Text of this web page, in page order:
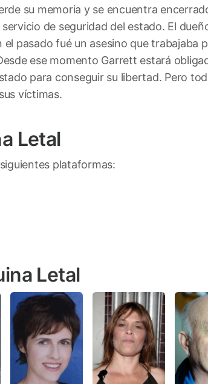
su memoria y se encuentra
de seguridad del estado. El
pasado fué un asesino que trabajaba
ese momento Garrett estará
para conseguir su libertad. Pero
víctimas.
Letal
plataformas:
Letal